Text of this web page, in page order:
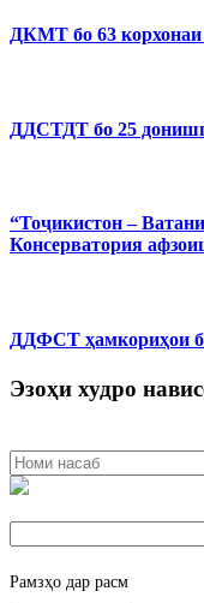
ДКМТ бо 63 корхонаи
ДДСТДТ бо 25
“Тоҷикистон –
Консерватория
ДДФСТ ҳамкориҳои
Эзоҳи худро
Рамзҳо дар расм